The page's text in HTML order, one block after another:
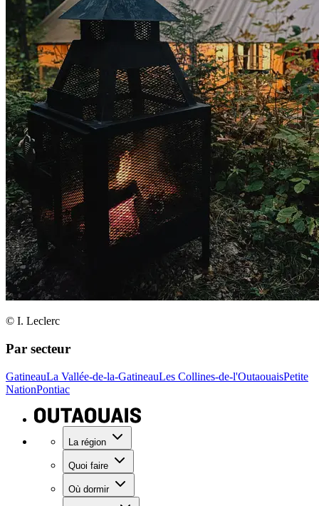
© I. Leclerc
Par secteur
GatineauLa Vallée-de-la-GatineauLes Collines-de-l'OutaouaisPetite
NationPontiac
La région
Quoi faire
Où dormir